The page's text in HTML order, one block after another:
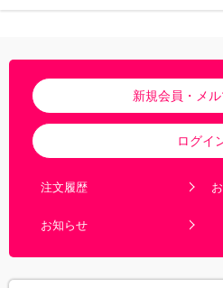
新規会員・メ
ログイ
注文履歴
お知らせ